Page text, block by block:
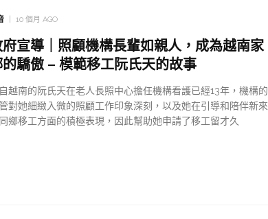
10 個月 AGO
宣導｜照顧機構長輩如親人，成為越南家
驕傲 – 模範移工阮氏天的故事
越南的阮氏天在老人長照中心擔任機構看護已經13年，機構的
對她細緻入微的照顧工作印象深刻，以及她在引導和陪伴新來
鄉移工方面的積極表現，因此幫助她申請了移工留才久